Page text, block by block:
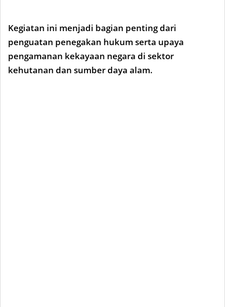
Kegiatan ini menjadi bagian penting dari
penguatan penegakan hukum serta upaya
pengamanan kekayaan negara di sektor
kehutanan dan sumber daya alam.